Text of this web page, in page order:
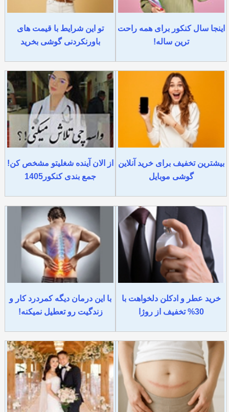
اینجا سال کنکور برای همه راحت
ترین ساله!
تو این شرایط با قیمت های
باورنکردنی گوشی بخرید
بیشترین تخفیف برای خرید آنلاین
گوشی موبایل
از الان آینده شغلیتو مشخص کن!
جمع بندی کنکور1405
خرید عطر و ادکلن دلخواهت با
30% تخفیف از روژا
با این درمان دیگه کمردرد کار و
زندگیت رو تعطیل نمیکنه!